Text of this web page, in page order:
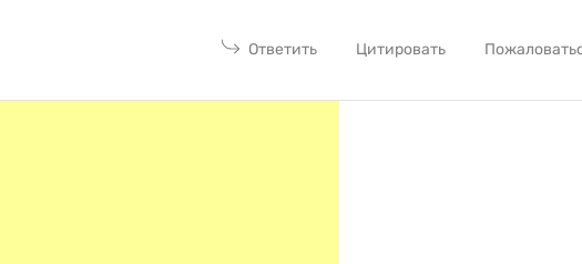
Ответить Цитировать